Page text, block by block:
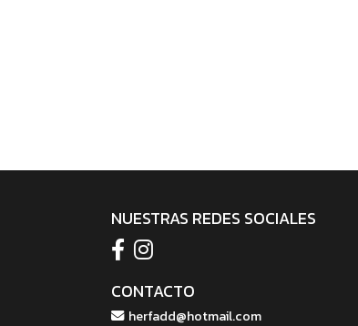
NUESTRAS REDES SOCIALES
CONTACTO
herfadd@hotmail.com